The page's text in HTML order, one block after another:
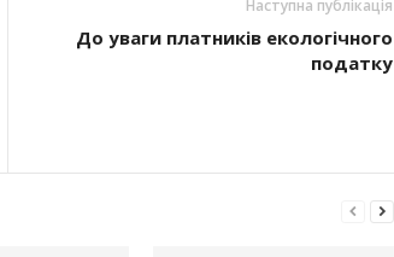
Наступна публікація
До уваги платників екологічного
податку